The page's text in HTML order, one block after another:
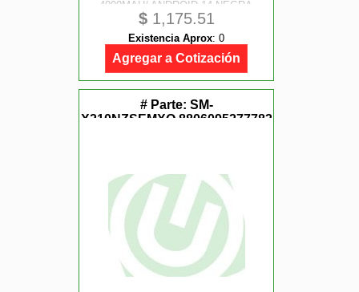
4000MAH/ ANDROID 14 NEGRA
$1,175.51
Existencia Aprox: 0
Agregar a Cotización
# Parte: SM-
X210NZSEMXO,8806095277783